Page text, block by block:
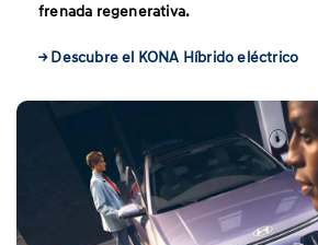
frenada regenerativa.
→ Descubre el KONA Híbrido eléctrico